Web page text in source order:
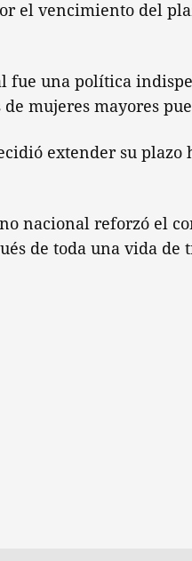
el vencimiento del
fue una política
mujeres mayores
extender su plazo
nacional reforzó el
de toda una vida de